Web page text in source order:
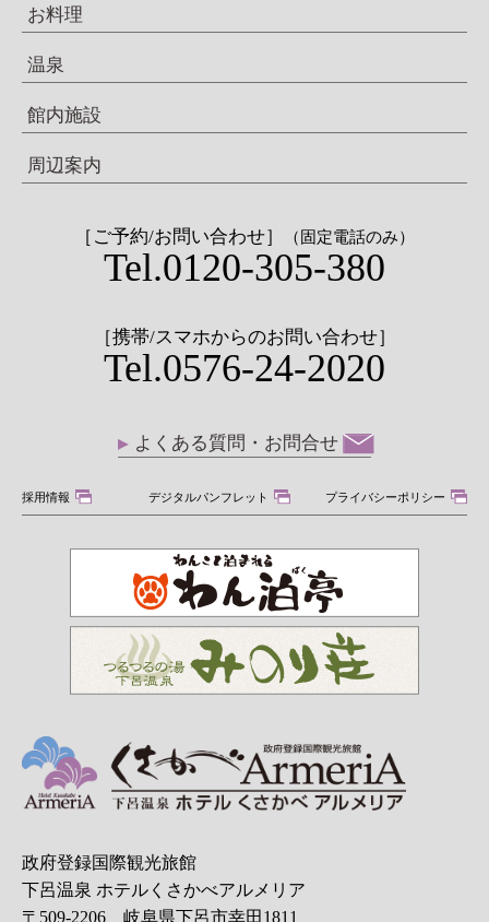
お料理
温泉
館内施設
周辺案内
［ご予約/お問い合わせ］ （固定電話のみ）
Tel.0120-305-380
［携帯/スマホからのお問い合わせ］
Tel.0576-24-2020
よくある質問・お問合せ
採用情報 デジタルパンフレット プライバシーポリシー
政府登録国際観光旅館
下呂温泉 ホテルくさかべアルメリア
〒509-2206 岐阜県下呂市幸田1811